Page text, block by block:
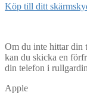
Köp till ditt
Om du inte hittar din
kan du skicka en
din telefon i
Apple